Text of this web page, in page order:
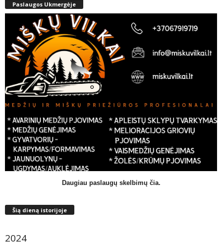
Paslaugos Ukmergėje
Daugiau paslaugų skelbimų čia.
Šią dieną istorijoje
2024